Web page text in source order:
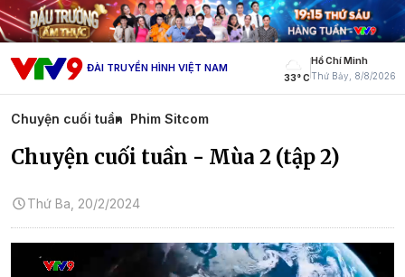
ĐÀI TRUYỀN HÌNH VIỆT NAM
33° C
Hồ Chí Minh
Thứ Bảy, 8/8/2026
Chuyện cuối tuần Phim Sitcom
Chuyện cuối tuần - Mùa 2 (tập 2)
Thứ Ba, 20/2/2024